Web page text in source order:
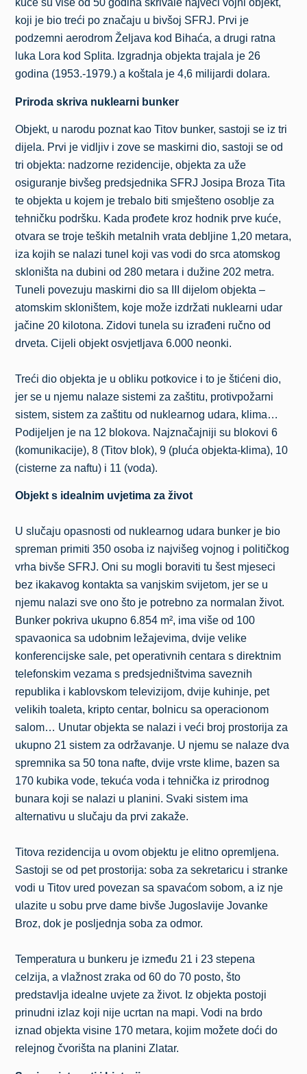
kuće su više od 50 godina skrivale najveći vojni objekt,
koji je bio treći po značaju u bivšoj SFRJ. Prvi je
podzemni aerodrom Željava kod Bihaća, a drugi ratna
luka Lora kod Splita. Izgradnja objekta trajala je 26
godina (1953.-1979.) a koštala je 4,6 milijardi dolara.
Priroda skriva nuklearni bunker
Objekt, u narodu poznat kao Titov bunker, sastoji se iz tri
dijela. Prvi je vidljiv i zove se maskirni dio, sastoji se od
tri objekta: nadzorne rezidencije, objekta za uže
osiguranje bivšeg predsjednika SFRJ Josipa Broza Tita
te objekta u kojem je trebalo biti smješteno osoblje za
tehničku podršku. Kada prođete kroz hodnik prve kuće,
otvara se troje teških metalnih vrata debljine 1,20 metara,
iza kojih se nalazi tunel koji vas vodi do srca atomskog
skloništa na dubini od 280 metara i dužine 202 metra.
Tuneli povezuju maskirni dio sa III dijelom objekta –
atomskim skloništem, koje može izdržati nuklearni udar
jačine 20 kilotona. Zidovi tunela su izrađeni ručno od
drveta. Cijeli objekt osvjetljava 6.000 neonki.
Treći dio objekta je u obliku potkovice i to je štićeni dio,
jer se u njemu nalaze sistemi za zaštitu, protivpožarni
sistem, sistem za zaštitu od nuklearnog udara, klima…
Podijeljen je na 12 blokova. Najznačajniji su blokovi 6
(komunikacije), 8 (Titov blok), 9 (pluća objekta-klima), 10
(cisterne za naftu) i 11 (voda).
Objekt s idealnim uvjetima za život
U slučaju opasnosti od nuklearnog udara bunker je bio
spreman primiti 350 osoba iz najvišeg vojnog i političkog
vrha bivše SFRJ. Oni su mogli boraviti tu šest mjeseci
bez ikakavog kontakta sa vanjskim svijetom, jer se u
njemu nalazi sve ono što je potrebno za normalan život.
Bunker pokriva ukupno 6.854 m², ima više od 100
spavaonica sa udobnim ležajevima, dvije velike
konferencijske sale, pet operativnih centara s direktnim
telefonskim vezama s predsjedništvima saveznih
republika i kablovskom televizijom, dvije kuhinje, pet
velikih toaleta, kripto centar, bolnicu sa operacionom
salom… Unutar objekta se nalazi i veći broj prostorija za
ukupno 21 sistem za održavanje. U njemu se nalaze dva
spremnika sa 50 tona nafte, dvije vrste klime, bazen sa
170 kubika vode, tekuća voda i tehnička iz prirodnog
bunara koji se nalazi u planini. Svaki sistem ima
alternativu u slučaju da prvi zakaže.
Titova rezidencija u ovom objektu je elitno opremljena.
Sastoji se od pet prostorija: soba za sekretaricu i stranke
vodi u Titov ured povezan sa spavaćom sobom, a iz nje
ulazite u sobu prve dame bivše Jugoslavije Jovanke
Broz, dok je posljednja soba za odmor.
Temperatura u bunkeru je između 21 i 23 stepena
celzija, a vlažnost zraka od 60 do 70 posto, što
predstavlja idealne uvjete za život. Iz objekta postoji
prinudni izlaz koji nije ucrtan na mapi. Vodi na brdo
iznad objekta visine 170 metara, kojim možete doći do
relejnog čvorišta na planini Zlatar.